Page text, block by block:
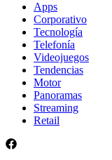
Apps
Corporativo
Tecnología
Telefonía
Videojuegos
Tendencias
Motor
Panoramas
Streaming
Retail